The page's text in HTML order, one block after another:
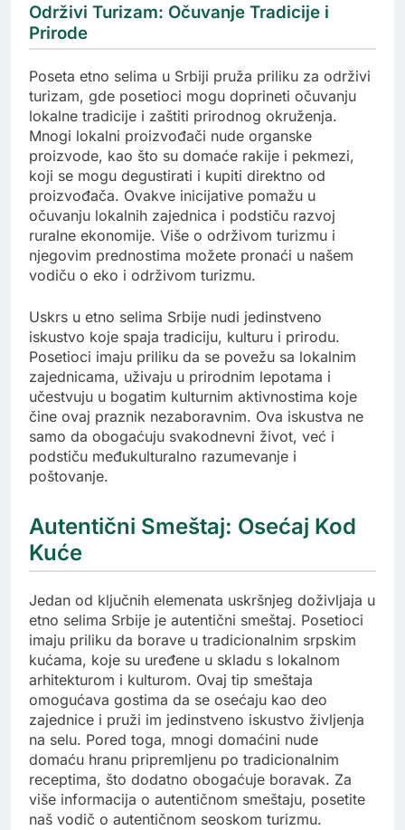
Održivi Turizam: Očuvanje Tradicije i
Prirode
Poseta etno selima u Srbiji pruža priliku za održivi
turizam, gde posetioci mogu doprineti očuvanju
lokalne tradicije i zaštiti prirodnog okruženja.
Mnogi lokalni proizvođači nude organske
proizvode, kao što su domaće rakije i pekmezi,
koji se mogu degustirati i kupiti direktno od
proizvođača. Ovakve inicijative pomažu u
očuvanju lokalnih zajednica i podstiču razvoj
ruralne ekonomije. Više o održivom turizmu i
njegovim prednostima možete pronaći u našem
vodiču o eko i održivom turizmu.
Uskrs u etno selima Srbije nudi jedinstveno
iskustvo koje spaja tradiciju, kulturu i prirodu.
Posetioci imaju priliku da se povežu sa lokalnim
zajednicama, uživaju u prirodnim lepotama i
učestvuju u bogatim kulturnim aktivnostima koje
čine ovaj praznik nezaboravnim. Ova iskustva ne
samo da obogaćuju svakodnevni život, već i
podstiču međukulturalno razumevanje i
poštovanje.
Autentični Smeštaj: Osećaj Kod
Kuće
Jedan od ključnih elemenata uskršnjeg doživljaja u
etno selima Srbije je autentični smeštaj. Posetioci
imaju priliku da borave u tradicionalnim srpskim
kućama, koje su uređene u skladu s lokalnom
arhitekturom i kulturom. Ovaj tip smeštaja
omogućava gostima da se osećaju kao deo
zajednice i pruži im jedinstveno iskustvo življenja
na selu. Pored toga, mnogi domaćini nude
domaću hranu pripremljenu po tradicionalnim
receptima, što dodatno obogaćuje boravak. Za
više informacija o autentičnom smeštaju, posetite
naš vodič o autentičnom seoskom turizmu.